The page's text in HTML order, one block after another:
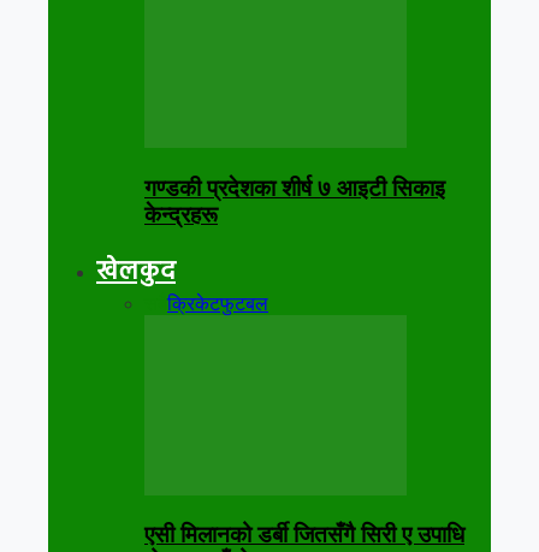
गण्डकी प्रदेशका शीर्ष ७ आइटी सिकाइ
केन्द्रहरू
खेलकुद
सबैक्रिकेटफुटबल
एसी मिलानको डर्बी जितसँगै सिरी ए उपाधि